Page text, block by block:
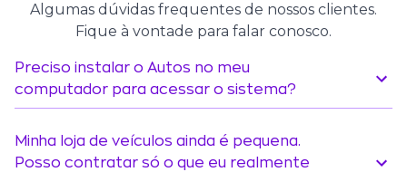
Algumas dúvidas frequentes de nossos clientes.
Fique à vontade para falar conosco.
Preciso instalar o Autos no meu
computador para acessar o sistema?
Minha loja de veículos ainda é pequena.
Posso contratar só o que eu realmente